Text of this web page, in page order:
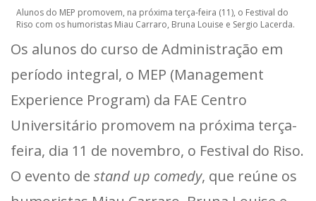
Alunos do MEP promovem, na próxima terça-feira (11), o Festival do
Riso com os humoristas Miau Carraro, Bruna Louise e Sergio Lacerda.
Os alunos do curso de Administração em
período integral, o MEP (Management
Experience Program) da FAE Centro
Universitário promovem na próxima terça-
feira, dia 11 de novembro, o Festival do Riso.
O evento de stand up comedy, que reúne os